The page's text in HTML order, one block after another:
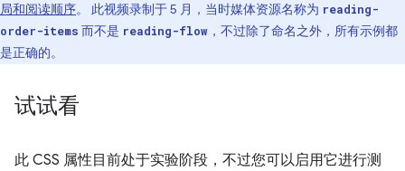
局和阅读顺序。 此视频录制于 5 月，当时媒体资源名称为 reading-
order-items 而不是 reading-flow ，不过除了命名之外，所有示例都
是正确的。
试试看
此 CSS 属性目前处于实验阶段，不过您可以启用它进行测